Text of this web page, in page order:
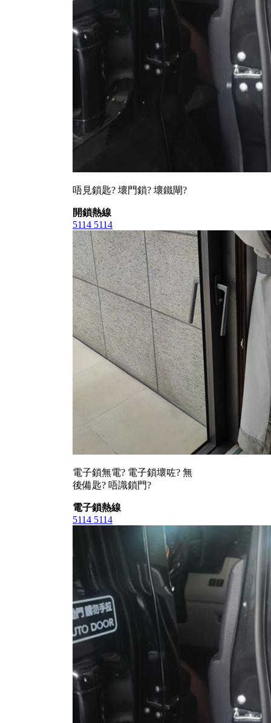
唔見鎖匙? 壞門鎖? 壞鐵閘?
開鎖熱線
5114 5114
電子鎖無電? 電子鎖壞咗? 無
後備匙? 唔識鎖門?
電子鎖熱線
5114 5114